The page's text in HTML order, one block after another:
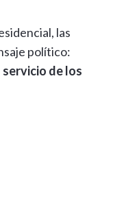
las
político:
servicio de los